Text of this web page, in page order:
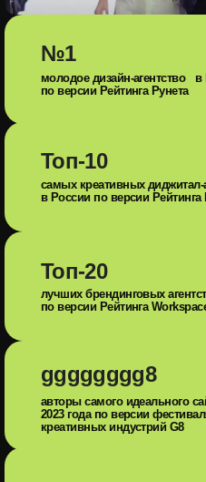
молодое дизайн-агентство в
по версии Рейтинга Рунета
самых креативных диджитал-
в России по версии Рейтинга
лучших брендинговых
по версии Рейтинга
авторы самого идеального
2023 года по версии
креативных индустрий G8
№1
Топ-10
Топ-20
gggggggg8